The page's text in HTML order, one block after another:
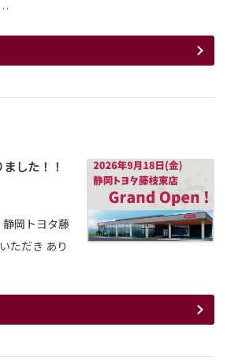
した！！
岡トヨタ藤
ただき あり